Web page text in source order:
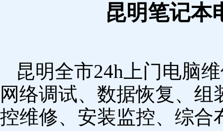
昆明笔记本
昆明全市24h上门电脑
网络调试、数据恢复、
控维修、安装监控、综合